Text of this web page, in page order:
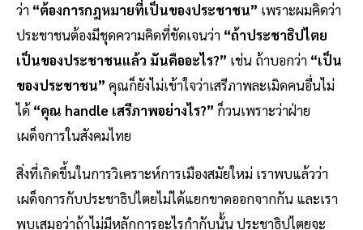
ว่า “ต้องการกฎหมายที่เป็นของประชาชน” เพราะผมคิดว่า
ประชาชนต้องมีชุดความคิดที่ชัดเจนว่า “ถ้าประชาธิปไตย
เป็นของประชาชนแล้ว มันคืออะไร?” เช่น ถ้าบอกว่า “เป็น
ของประชาชน” คุณก็ยังไม่เข้าใจว่าเสรีภาพละเมิดคนอื่นไม่
ได้ “คุณ handle เสรีภาพอย่างไร?” ก็วนเพราะว่าฝ่าย
เผด็จการในสังคมไทย
สิ่งที่เกิดขึ้นในการวิเคราะห์การเมืองสมัยใหม่ เราพบแล้วว่า
เผด็จการกับประชาธิปไตยไม่ได้แยกขาดออกจากกัน และเรา
พบเสมอว่าถ้าไม่มีหลักการอะไรกำกับนั้น ประชาธิปไตยจะ